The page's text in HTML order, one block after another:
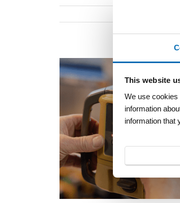
This website
We use cookies
information
information that
gallerij